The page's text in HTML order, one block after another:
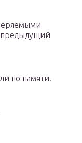
предыдущий
по памяти.